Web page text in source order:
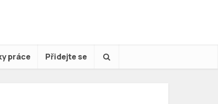
práce Přidejte se